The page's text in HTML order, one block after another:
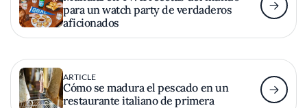
para un watch party de verdaderos
aficionados
ARTICLE
Cómo se madura el pescado en un
restaurante italiano de primera